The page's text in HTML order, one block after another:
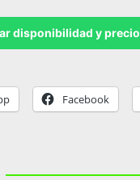
disponibilidad y precio
Facebook